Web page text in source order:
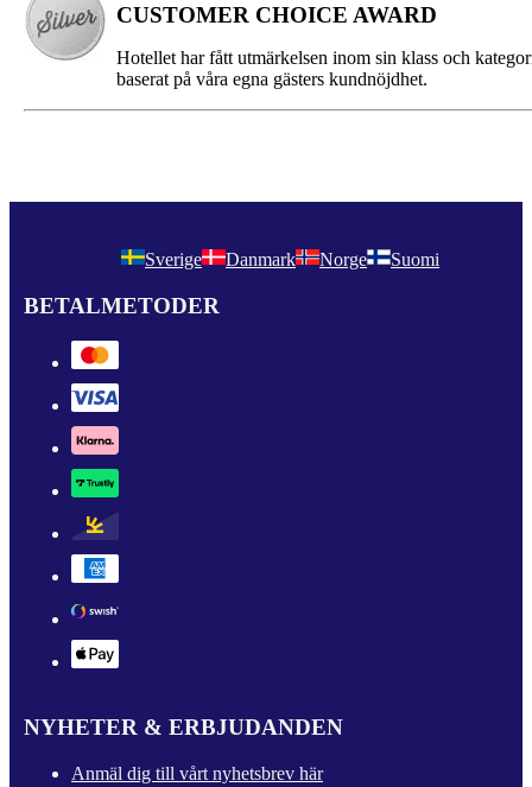
CUSTOMER CHOICE AWARD
Hotellet har fått utmärkelsen inom sin klass och
baserat på våra egna gästers kundnöjdhet.
Sverige Danmark Norge Suomi
BETALMETODER
NYHETER & ERBJUDANDEN
Anmäl dig till vårt nyhetsbrev här